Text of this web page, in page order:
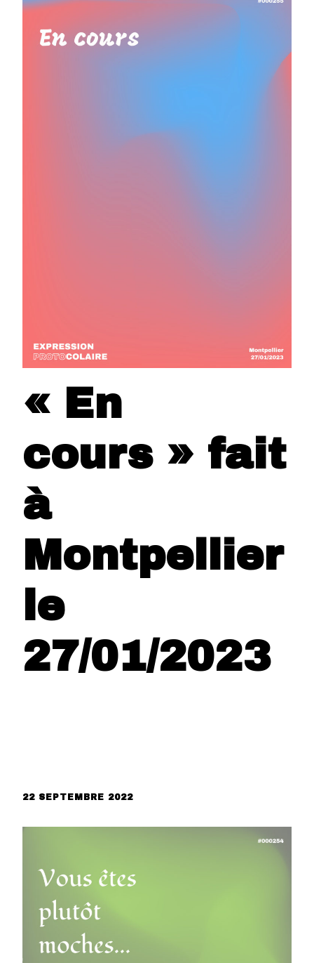
« En
cours » fait
à
Montpellier
le
27/01/2023
22 SEPTEMBRE 2022